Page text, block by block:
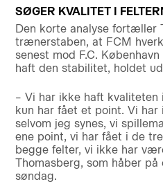
SØGER KVALITET I
Den korte analyse fortæller
trænerstaben, at FCM
senest mod F.C.
haft den stabilitet, holdet
– Vi har ikke haft kvaliteten
kun har fået et point. Vi
selvom jeg synes, vi
ene point, vi har fået i de
begge felter, vi ikke har
Thomasberg, som håber
søndag.